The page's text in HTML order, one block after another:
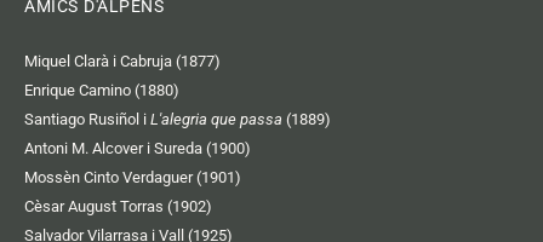
AMICS D'ALPENS
Miquel Clarà i Cabruja (1877)
Enrique Camino (1880)
Santiago Rusiñol i L'alegria que passa (1889)
Antoni M. Alcover i Sureda (1900)
Mossèn Cinto Verdaguer (1901)
Cèsar August Torras (1902)
Salvador Vilarrasa i Vall (1925)